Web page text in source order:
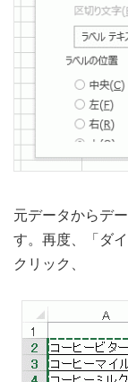
元データからデ
す。再度、「ダ
クリック、